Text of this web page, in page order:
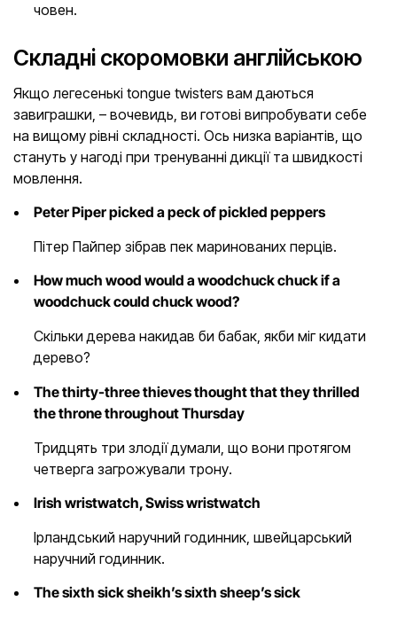
човен.
Складні скоромовки англійською
Якщо легесенькі tongue twisters вам даються
завиграшки, – вочевидь, ви готові випробувати себе
на вищому рівні складності. Ось низка варіантів, що
стануть у нагоді при тренуванні дикції та швидкості
мовлення.
Peter Piper picked a peck of pickled peppers
Пітер Пайпер зібрав пек маринованих перців.
How much wood would a woodchuck chuck if a
woodchuck could chuck wood?
Скільки дерева накидав би бабак, якби міг кидати
дерево?
The thirty-three thieves thought that they thrilled
the throne throughout Thursday
Тридцять три злодії думали, що вони протягом
четверга загрожували трону.
Irish wristwatch, Swiss wristwatch
Ірландський наручний годинник, швейцарський
наручний годинник.
The sixth sick sheikh’s sixth sheep’s sick